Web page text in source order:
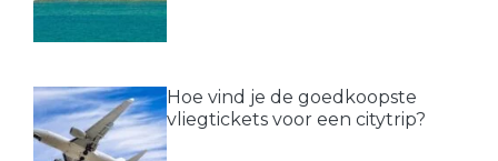
Hoe vind je de goedkoopste
vliegtickets voor een citytrip?